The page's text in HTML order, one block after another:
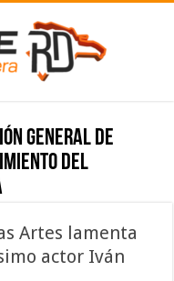
General de
del
Artes lamenta
actor Iván